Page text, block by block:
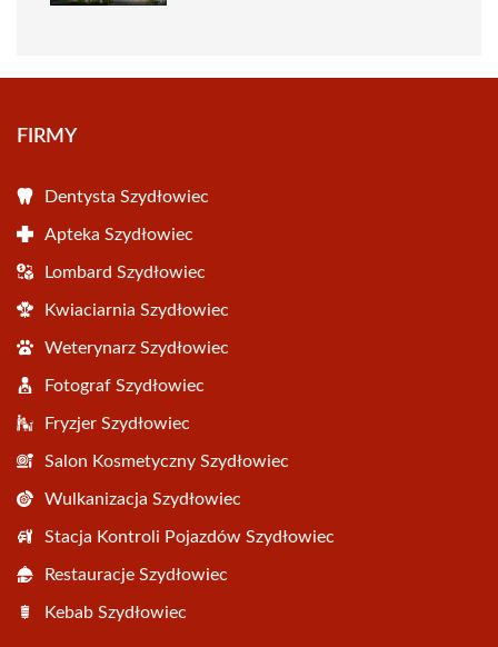
FIRMY
Dentysta Szydłowiec
Apteka Szydłowiec
Lombard Szydłowiec
Kwiaciarnia Szydłowiec
Weterynarz Szydłowiec
Fotograf Szydłowiec
Fryzjer Szydłowiec
Salon Kosmetyczny Szydłowiec
Wulkanizacja Szydłowiec
Stacja Kontroli Pojazdów Szydłowiec
Restauracje Szydłowiec
Kebab Szydłowiec